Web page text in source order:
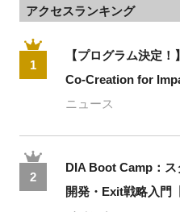
アクセスランキング
1
【プログラム決定
Co-Creation for
ニュース
2
DIA Boot Camp：ス
開発・Exit戦略入門